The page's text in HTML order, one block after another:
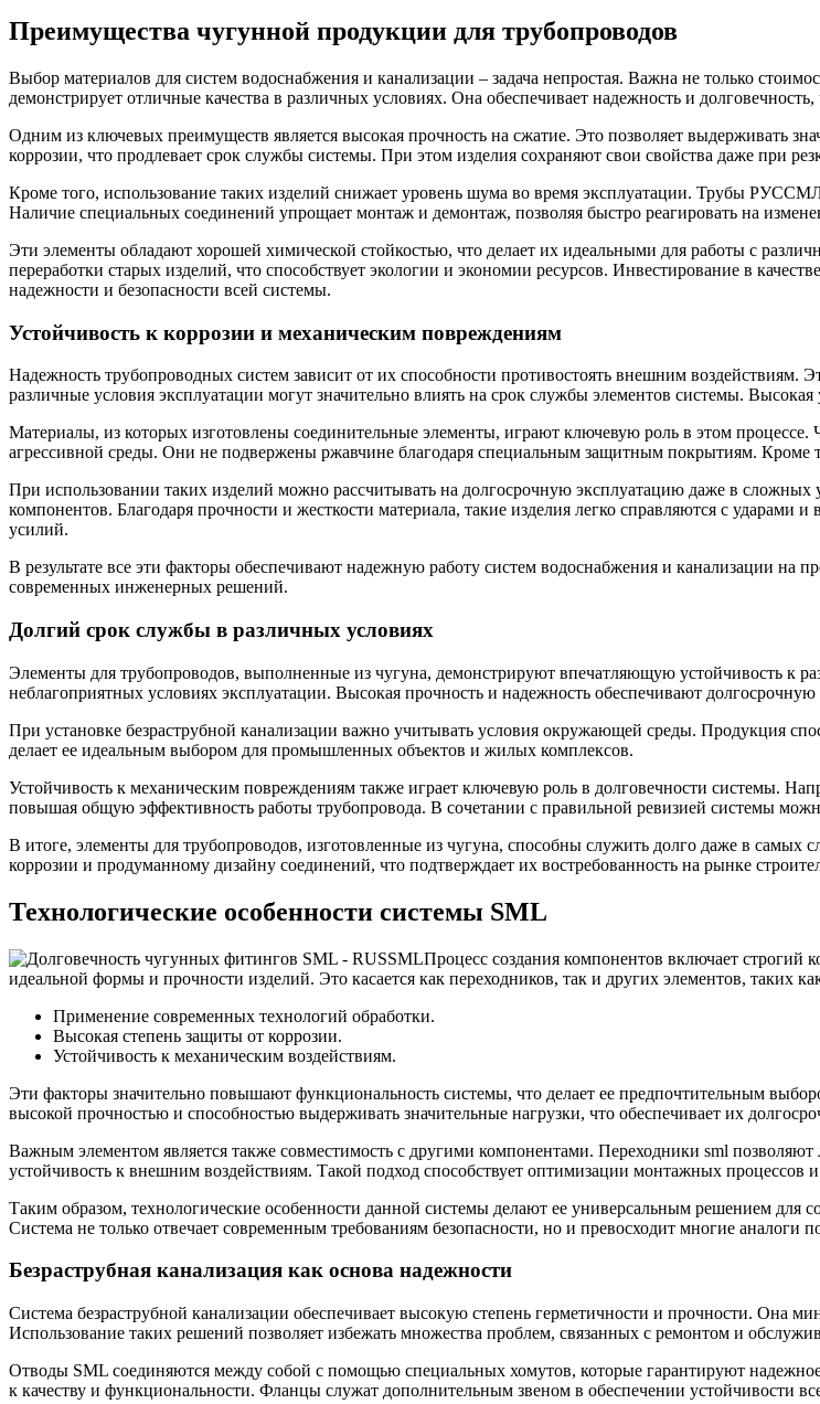
Преимущества чугунной продукции для трубопроводов
Выбор материалов для систем водоснабжения и канализации – задача непростая. Важна не только
демонстрирует отличные качества в различных условиях. Она обеспечивает надежность и
Одним из ключевых преимуществ является высокая прочность на сжатие. Это позволяет выдерживать
коррозии, что продлевает срок службы системы. При этом изделия сохраняют свои свойства даже при
Кроме того, использование таких изделий снижает уровень шума во время эксплуатации. Трубы
Наличие специальных соединений упрощает монтаж и демонтаж, позволяя быстро реагировать на
Эти элементы обладают хорошей химической стойкостью, что делает их идеальными для работы с
переработки старых изделий, что способствует экологии и экономии ресурсов. Инвестирование в
надежности и безопасности всей системы.
Устойчивость к коррозии и механическим повреждениям
Надежность трубопроводных систем зависит от их способности противостоять внешним воздействиям.
различные условия эксплуатации могут значительно влиять на срок службы элементов системы.
Материалы, из которых изготовлены соединительные элементы, играют ключевую роль в этом
агрессивной среды. Они не подвержены ржавчине благодаря специальным защитным покрытиям. Кроме
При использовании таких изделий можно рассчитывать на долгосрочную эксплуатацию даже в сложных
компонентов. Благодаря прочности и жесткости материала, такие изделия легко справляются с
усилий.
В результате все эти факторы обеспечивают надежную работу систем водоснабжения и канализации
современных инженерных решений.
Долгий срок службы в различных условиях
Элементы для трубопроводов, выполненные из чугуна, демонстрируют впечатляющую устойчивость к
неблагоприятных условиях эксплуатации. Высокая прочность и надежность обеспечивают долгосрочную
При установке безраструбной канализации важно учитывать условия окружающей среды. Продукция
делает ее идеальным выбором для промышленных объектов и жилых комплексов.
Устойчивость к механическим повреждениям также играет ключевую роль в долговечности системы.
повышая общую эффективность работы трубопровода. В сочетании с правильной ревизией системы
В итоге, элементы для трубопроводов, изготовленные из чугуна, способны служить долго даже в самых
коррозии и продуманному дизайну соединений, что подтверждает их востребованность на рынке
Технологические особенности системы SML
Процесс создания компонентов включает строгий
идеальной формы и прочности изделий. Это касается как переходников, так и других элементов, таких
Применение современных технологий обработки.
Высокая степень защиты от коррозии.
Устойчивость к механическим воздействиям.
Эти факторы значительно повышают функциональность системы, что делает ее предпочтительным
высокой прочностью и способностью выдерживать значительные нагрузки, что обеспечивает их
Важным элементом является также совместимость с другими компонентами. Переходники sml позволяют
устойчивость к внешним воздействиям. Такой подход способствует оптимизации монтажных процессов
Таким образом, технологические особенности данной системы делают ее универсальным решением для
Система не только отвечает современным требованиям безопасности, но и превосходит многие аналоги
Безраструбная канализация как основа надежности
Система безраструбной канализации обеспечивает высокую степень герметичности и прочности. Она
Использование таких решений позволяет избежать множества проблем, связанных с ремонтом и
Отводы SML соединяются между собой с помощью специальных хомутов, которые гарантируют
к качеству и функциональности. Фланцы служат дополнительным звеном в обеспечении устойчивости